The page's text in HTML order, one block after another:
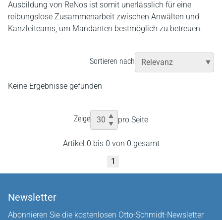
Ausbildung von ReNos ist somit unerlässlich für eine
reibungslose Zusammenarbeit zwischen Anwälten und
Kanzleiteams, um Mandanten bestmöglich zu betreuen.
Sortieren nach
Keine Ergebnisse gefunden
Zeige pro Seite
Artikel 0 bis 0 von 0 gesamt
1
Newsletter
Abonnieren Sie die kostenlosen Otto-Schmidt-Newsletter